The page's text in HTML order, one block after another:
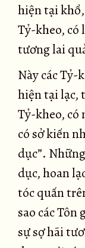
hiện tại
Tỷ-kheo, có
tương lai
Này các Tỷ-
hiện tại lạc,
Tỷ-kheo, có
có sở kiến
dục”.
dục, hoan
tóc quấn
sao các
sự sợ hãi